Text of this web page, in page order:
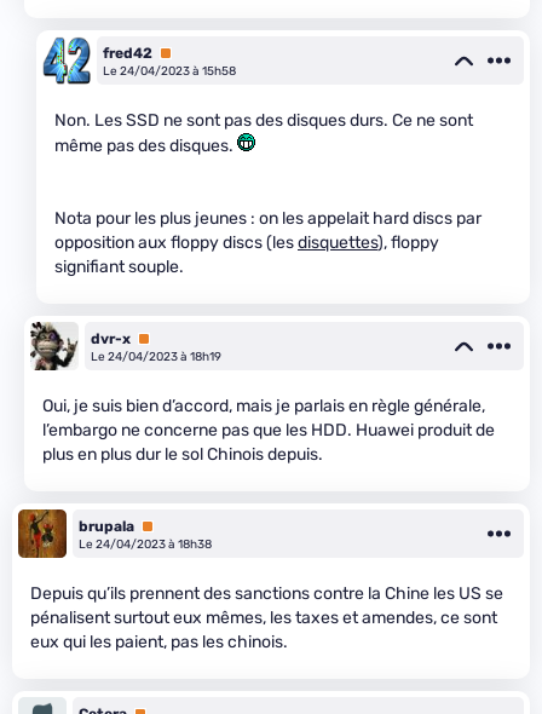
fred42 Premium
Le 24/04/2023 à 15h58
Non. Les SSD ne sont pas des disques durs. Ce ne sont
même pas des disques.
Nota pour les plus jeunes : on les appelait hard discs par
opposition aux floppy discs (lesdisquettes), floppy
signifiant souple.
dvr-x Premium
Le 24/04/2023 à 18h19
Oui, je suis bien d’accord, mais je parlais en règle générale,
l’embargo ne concerne pas que les HDD. Huawei produit de
plus en plus dur le sol Chinois depuis.
brupala Premium
Le 24/04/2023 à 18h38
Depuis qu’ils prennent des sanctions contre la Chine les US se
pénalisent surtout eux mêmes, les taxes et amendes, ce sont
eux qui les paient, pas les chinois.